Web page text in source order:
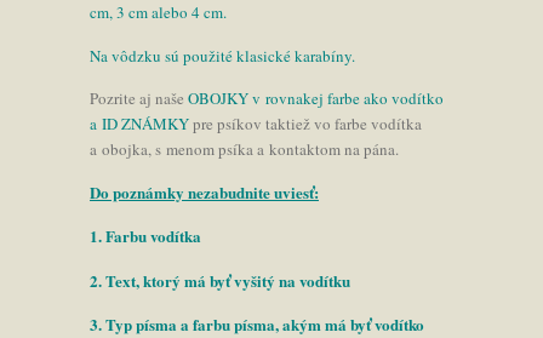
cm, 3 cm alebo 4 cm.
Na vôdzku sú použité klasické karabíny.
Pozrite aj naše OBOJKY v rovnakej farbe ako vodítko
a ID ZNÁMKYpre psíkov taktiež vo farbe vodítka
a obojka, s menom psíka a kontaktom na pána.
Do poznámky nezabudnite uviesť:
1. Farbu vodítka
2. Text, ktorý má byť vyšitý na vodítku
3. Typ písma a farbu písma, akým má byť vodítko